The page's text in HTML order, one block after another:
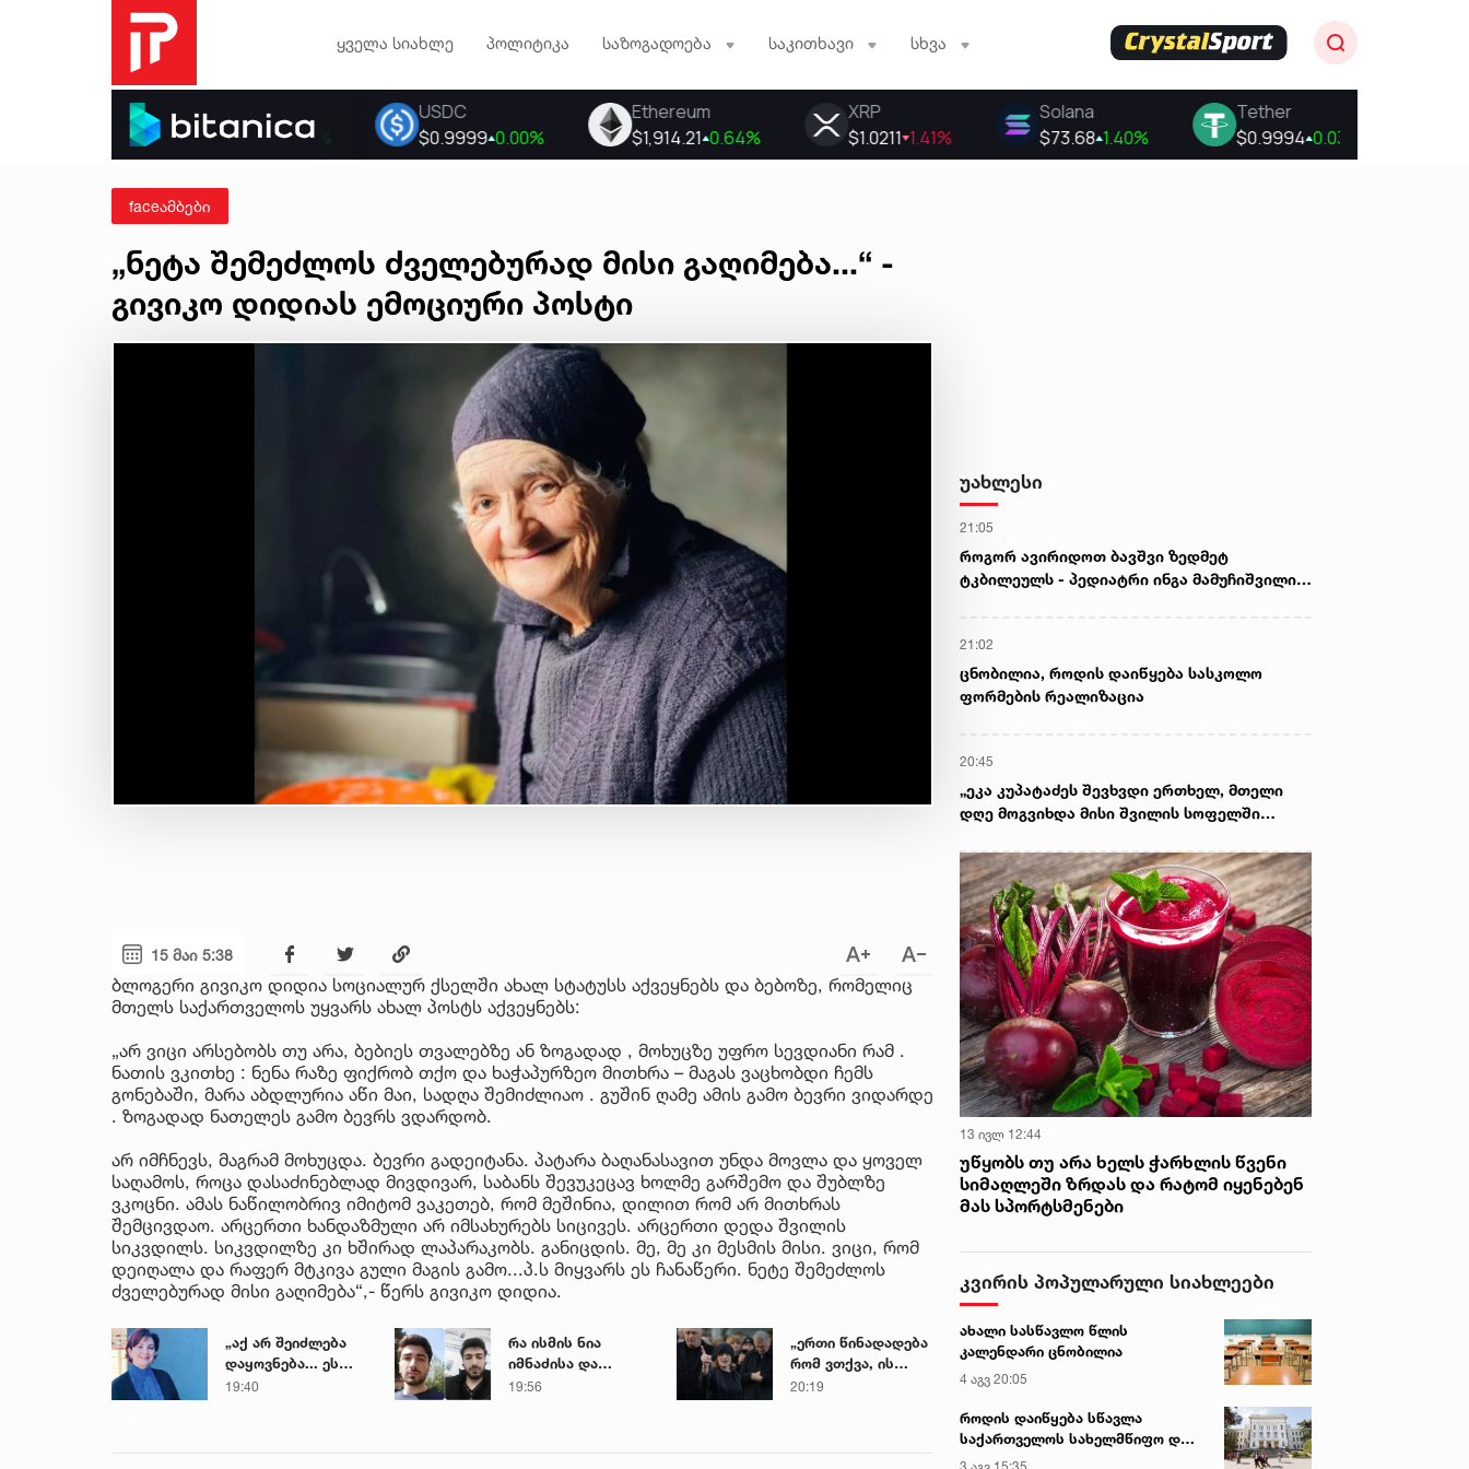
ყველა სიახლე პოლიტიკა საზოგადოება საკითხავი სხვა
faceამბები
„ნეტა შემეძლოს ძველებურად მისი გაღიმება...“ -
გივიკო დიდიას ემოციური პოსტი
15 მაი 5:38
ბლოგერი გივიკო დიდია სოციალურ ქსელში ახალ სტატუსს აქვეყნებს და ბებოზე, რომელიც
მთელს საქართველოს უყვარს ახალ პოსტს აქვეყნებს:
„არ ვიცი არსებობს თუ არა, ბებიეს თვალებზე ან ზოგადად , მოხუცზე უფრო სევდიანი რამ .
ნათის ვკითხე : ნენა რაზე ფიქრობ თქო და ხაჭაპურზეო მითხრა – მაგას ვაცხობდი ჩემს
გონებაში, მარა აბდლურია აწი მაი, სადღა შემიძლიაო . გუშინ ღამე ამის გამო ბევრი ვიდარდე
. ზოგადად ნათელეს გამო ბევრს ვდარდობ.
არ იმჩნევს, მაგრამ მოხუცდა. ბევრი გადეიტანა. პატარა ბაღანასავით უნდა მოვლა და ყოველ
საღამოს, როცა დასაძინებლად მივდივარ, საბანს შევუკეცავ ხოლმე გარშემო და შუბლზე
ვკოცნი. ამას ნაწილობრივ იმიტომ ვაკეთებ, რომ მეშინია, დილით რომ არ მითხრას
შემცივდაო. არცერთი ხანდაზმული არ იმსახურებს სიცივეს. არცერთი დედა შვილის
სიკვდილს. სიკვდილზე კი ხშირად ლაპარაკობს. განიცდის. მე, მე კი მესმის მისი. ვიცი, რომ
დეიღალა და რაფერ მტკივა გული მაგის გამო...პ.ს მიყვარს ეს ჩანაწერი. ნეტე შემეძლოს
ძველებურად მისი გაღიმება“,- წერს გივიკო დიდია.
„აქ არ შეიძლება
დაყოვნება... ეს
დაავადება
19:40
რა ისმის ნია
იმნაძისა და
მამამისის ფარული
19:56
„ერთი წინადადება
რომ ვთქვა, ის
გახდის ნათელს,
20:19
უახლესი
21:05
როგორ ავირიდოთ ბავშვი ზედმეტ
ტკბილეულს - პედიატრი ინგა მამუჩიშვილი
21:02
ცნობილია, როდის დაიწყება სასკოლო
ფორმების რეალიზაცია
20:45
„ეკა კუპატაძეს შევხვდი ერთხელ, მთელი
დღე მოგვიხდა მისი შვილის სოფელში
გიორგი კეკელიძე გიგა ავალიანის დედაზე
წერს
13 ივლ 12:44
უწყობს თუ არა ხელს ჭარხლის წვენი
სიმაღლეში ზრდას და რატომ იყენებენ
მას სპორტსმენები
კვირის პოპულარული სიახლეები
ახალი სასწავლო წლის
კალენდარი ცნობილია
4 აგვ 20:05
როდის დაიწყება სწავლა
საქართველოს სახელმწიფო და
კერძო უნივერსიტეტებში